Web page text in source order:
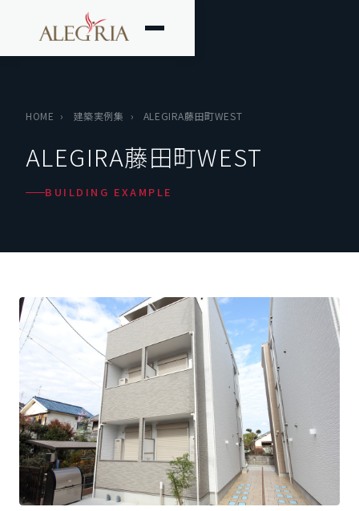
HOME › 建築実例集 › ALEGIRA藤田町WEST
ALEGIRA藤田町WEST
BUILDING EXAMPLE